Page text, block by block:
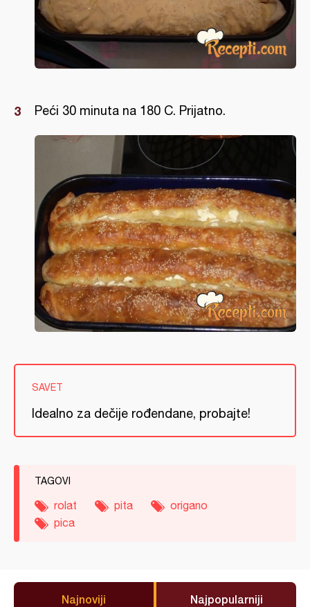
Peći 30 minuta na 180 C. Prijatno.
SAVET
Idealno za dečije rođendane, probajte!
TAGOVI
rolat pita
origano
pica
Najnoviji Najpopularniji